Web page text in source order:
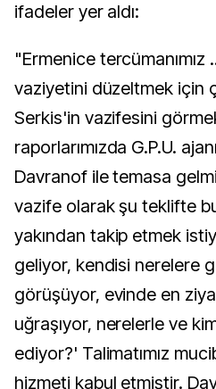
ifadeler yer aldı:
"Ermenice tercümanımız
vaziyetini düzeltmek için
Serkis'in vazifesini
raporlarımızda G.P.U.
Davranof ile temasa
vazife olarak şu teklifte
yakından takip etmek
geliyor, kendisi nerelere
görüşüyor, evinde en
uğraşıyor, nerelerle ve
ediyor?' Talimatımız
hizmeti kabul etmiştir.